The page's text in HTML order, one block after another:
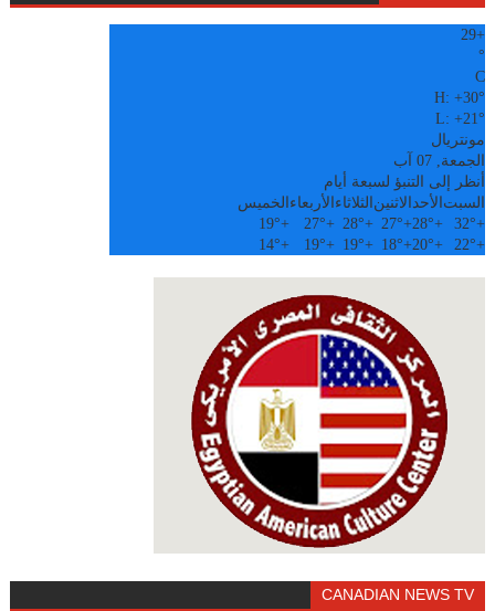
+
29
°
C
H:+30°
L:+21°
مونتريال
الجمعة, 07 آب
أنظر إلى التنبؤ لسبعة أيام
السبت الأحدالاثنين الثلاثاء الأربعاء الخميس
+
32°
+
28°
+
27°
+
28°
+
27°
+
19°
+
22°
+
20°
+
18°
+
19°
+
19°
+
14°
CANADIAN NEWS TV